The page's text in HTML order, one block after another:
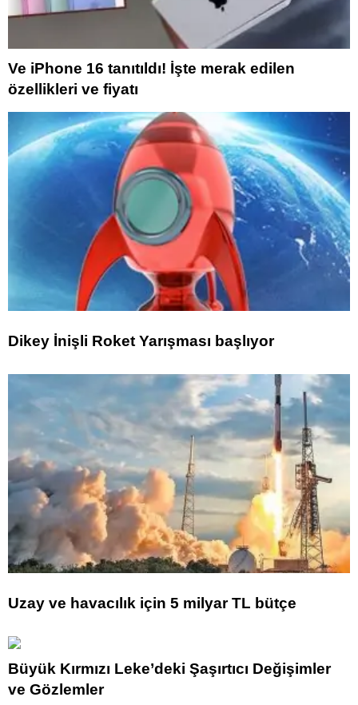
Ve iPhone 16 tanıtıldı! İşte merak edilen
özellikleri ve fiyatı
Dikey İnişli Roket Yarışması başlıyor
Uzay ve havacılık için 5 milyar TL bütçe
Büyük Kırmızı Leke’deki Şaşırtıcı Değişimler
ve Gözlemler